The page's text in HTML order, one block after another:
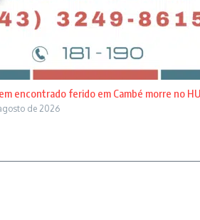
encontrado ferido em Cambé morre no
de 2026